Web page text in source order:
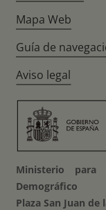
Mapa Web
Guía de
Aviso legal
Ministerio para
Demográfico
Plaza San Juan de